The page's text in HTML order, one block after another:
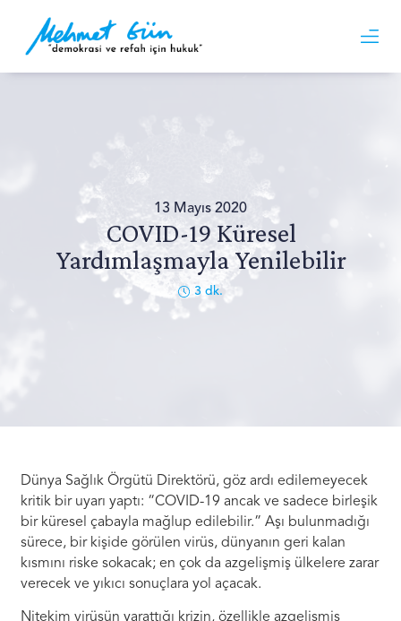
13 Mayıs 2020
COVID-19 Küresel
Yardımlaşmayla Yenilebilir
3 dk.
Dünya Sağlık Örgütü Direktörü, göz ardı edilemeyecek
kritik bir uyarı yaptı: “COVID-19 ancak ve sadece birleşik
bir küresel çabayla mağlup edilebilir.” Aşı bulunmadığı
sürece, bir kişide görülen virüs, dünyanın geri kalan
kısmını riske sokacak; en çok da azgelişmiş ülkelere zarar
verecek ve yıkıcı sonuçlara yol açacak.
Nitekim virüsün yarattığı krizin, özellikle azgelişmiş